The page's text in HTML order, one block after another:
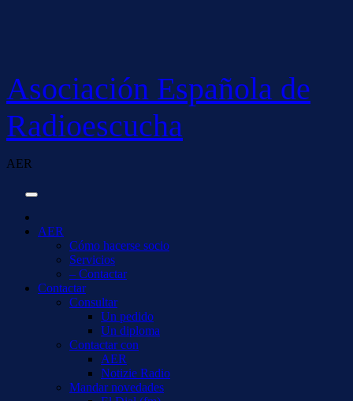
Asociación Española de
Radioescucha
AER
AER
Cómo hacerse socio
Servicios
– Contactar
Contactar
Consultar
Un pedido
Un diploma
Contactar con
AER
Notizie Radio
Mandar novedades